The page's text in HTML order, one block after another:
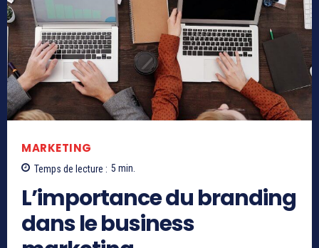
MARKETING
Temps de lecture : 5 min.
L’importance du branding
dans le business